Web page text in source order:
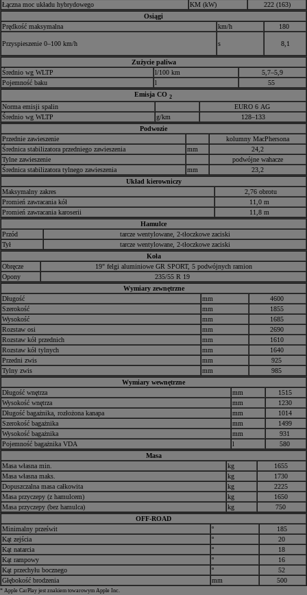
Łączna moc układu hybrydowego
KM (kW)
222 (163)
Osiągi
Prędkość maksymalna
km/h 180
Przyspieszenie 0–100 km/h s 8,1
Zużycie paliwa
Średnio wg WLTP
l/100 km
5,7–5,9
Pojemność baku
l
55
Emisja CO 2
Norma emisji spalin
EURO 6 AG
Średnio wg WLTP
g/km
128–133
Podwozie
Przednie zawieszenie
kolumny MacPhersona
Średnica stabilizatora przedniego zawieszenia
mm
24,2
Tylne zawieszenie
podwójne wahacze
Średnica stabilizatora tylnego zawieszenia
mm
23,2
Układ kierowniczy
Maksymalny zakres
2,76 obrotu
Promień zawracania kół
11,0 m
Promień zawracania karoserii
11,8 m
Hamulce
Przód
tarcze wentylowane, 2-tłoczkowe zaciski
Tył
tarcze wentylowane, 2-tłoczkowe zaciski
Koła
Obręcze
19" felgi aluminiowe GR SPORT, 5 podwójnych ramion
Opony
235/55 R 19
Wymiary zewnętrzne
Długość
mm
4600
Szerokość
mm
1855
Wysokość
mm
1685
Rozstaw osi
mm
2690
Rozstaw kół przednich
mm
1610
Rozstaw kół tylnych
mm
1640
Przedni zwis
mm
925
Tylny zwis
mm
985
Wymiary wewnętrzne
Długość wnętrza
mm
1515
Wysokość wnętrza
mm
1230
Długość bagażnika, rozłożona kanapa
mm
1014
Szerokość bagażnika
mm
1499
Wysokość bagażnika
mm
931
Pojemność bagażnika VDA
l
580
Masa
Masa własna min.
kg
1655
Masa własna maks.
kg
1730
Dopuszczalna masa całkowita
kg
2225
Masa przyczepy (z hamulcem)
kg
1650
Masa przyczepy (bez hamulca)
kg
750
OFF-ROAD
Minimalny prześwit
º
185
Kąt zejścia
º
20
Kąt natarcia
º
18
Kąt rampowy
º
16
Kąt przechyłu bocznego
º
52
Głębokość brodzenia
mm 500
* Apple CarPlay jest znakiem towarowym Apple Inc.